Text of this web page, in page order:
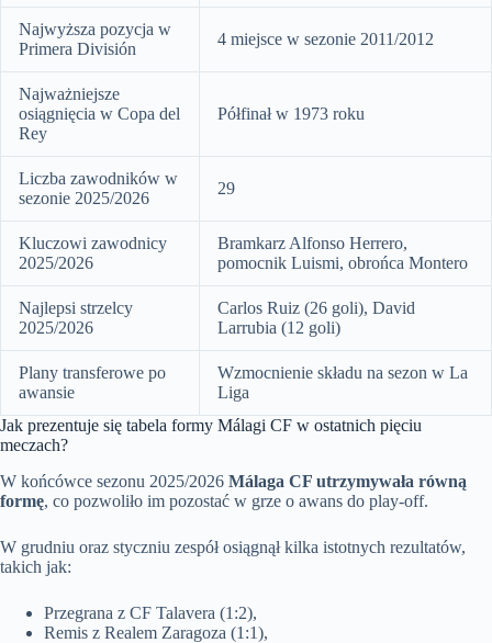
Najwyższa pozycja w
Primera División
4 miejsce w sezonie 2011/2012
Najważniejsze
osiągnięcia w Copa del
Rey
Półfinał w 1973 roku
Liczba zawodników w
sezonie 2025/2026
29
Kluczowi zawodnicy
2025/2026
Bramkarz Alfonso Herrero,
pomocnik Luismi, obrońca Montero
Najlepsi strzelcy
2025/2026
Carlos Ruiz (26 goli), David
Larrubia (12 goli)
Plany transferowe po
awansie
Wzmocnienie składu na sezon w La
Liga
Jak prezentuje się tabela formy Málagi CF w ostatnich pięciu
meczach?
W końcówce sezonu 2025/2026 Málaga CF utrzymywała równą
formę, co pozwoliło im pozostać w grze o awans do play-off.
W grudniu oraz styczniu zespół osiągnął kilka istotnych rezultatów,
takich jak:
Przegrana z CF Talavera (1:2),
Remis z Realem Zaragoza (1:1),